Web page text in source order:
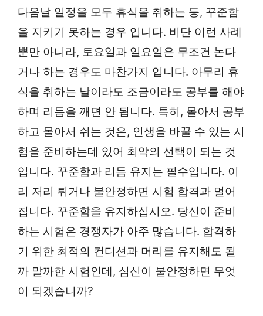
다음날 일정을 모두 휴식을 취하는 등, 꾸준함
을 지키기 못하는 경우 입니다. 비단 이런 사례
뿐만 아니라, 토요일과 일요일은 무조건 논다
거나 하는 경우도 마찬가지 입니다. 아무리 휴
식을 취하는 날이라도 조금이라도 공부를 해야
하며 리듬을 깨면 안 됩니다. 특히, 몰아서 공부
하고 몰아서 쉬는 것은, 인생을 바꿀 수 있는 시
험을 준비하는데 있어 최악의 선택이 되는 것
입니다. 꾸준함과 리듬 유지는 필수입니다. 이
리 저리 튀거나 불안정하면 시험 합격과 멀어
집니다. 꾸준함을 유지하십시오. 당신이 준비
하는 시험은 경쟁자가 아주 많습니다. 합격하
기 위한 최적의 컨디션과 머리를 유지해도 될
까 말까한 시험인데, 심신이 불안정하면 무엇
이 되겠습니까?